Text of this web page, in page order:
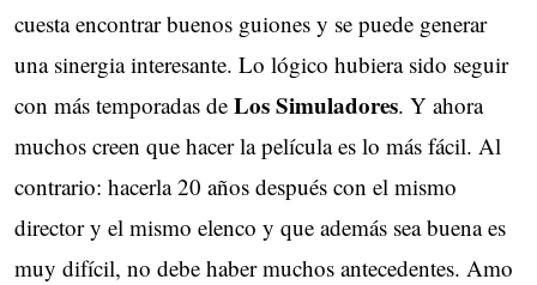
cuesta encontrar buenos guiones y se puede generar
una sinergia interesante. Lo lógico hubiera sido seguir
con más temporadas de Los Simuladores. Y ahora
muchos creen que hacer la película es lo más fácil. Al
contrario: hacerla 20 años después con el mismo
director y el mismo elenco y que además sea buena es
muy difícil, no debe haber muchos antecedentes. Amo